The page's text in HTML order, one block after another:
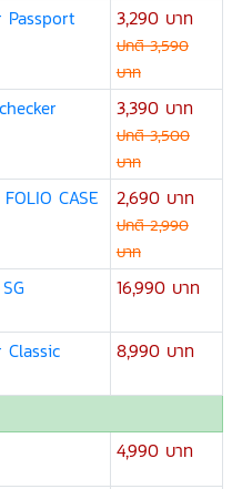
Passport
3,290 บาท
ปกติ 3,590
บาท
3,390 บาท
ปกติ 3,500
บาท
CASE 2,690 บาท
ปกติ 2,990
บาท
16,990 บาท
8,990 บาท
4,990 บาท